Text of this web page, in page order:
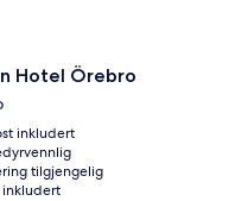
Hotel Örebro
inkludert
tilgjengelig